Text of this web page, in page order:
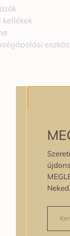
kellékek
Neked.